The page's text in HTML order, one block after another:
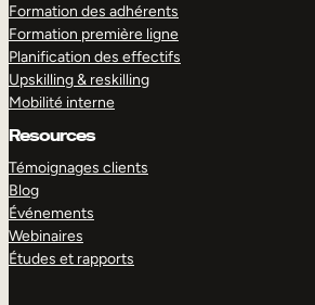
Formation des adhérents
Formation première ligne
Planification des effectifs
Upskilling & reskilling
Mobilité interne
Resources
Témoignages clients
Blog
Événements
Webinaires
Études et rapports